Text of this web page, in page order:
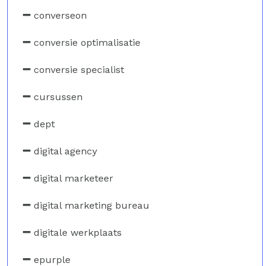
converseon
conversie optimalisatie
conversie specialist
cursussen
dept
digital agency
digital marketeer
digital marketing bureau
digitale werkplaats
epurple